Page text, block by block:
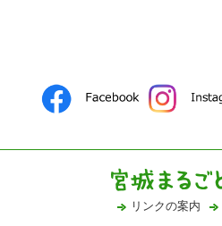
リンクの案内